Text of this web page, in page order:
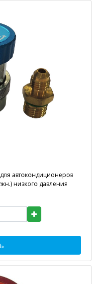
автокондиционеров
низкого давления